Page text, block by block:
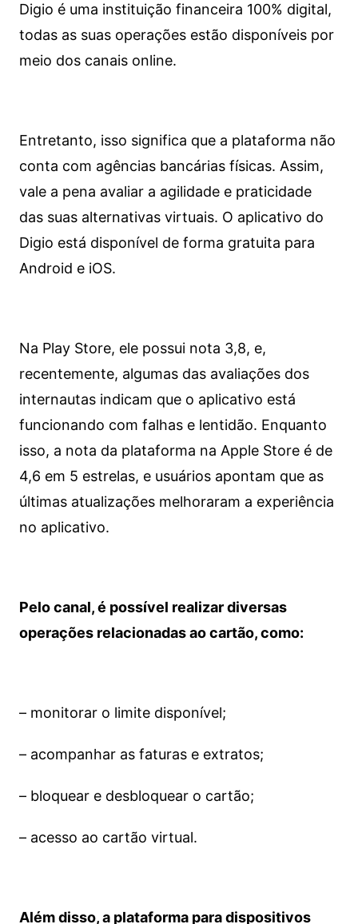
Digio é uma instituição financeira 100% digital,
todas as suas operações estão disponíveis por
meio dos canais online.
Entretanto, isso significa que a plataforma não
conta com agências bancárias físicas. Assim,
vale a pena avaliar a agilidade e praticidade
das suas alternativas virtuais. O aplicativo do
Digio está disponível de forma gratuita para
Android e iOS.
Na Play Store, ele possui nota 3,8, e,
recentemente, algumas das avaliações dos
internautas indicam que o aplicativo está
funcionando com falhas e lentidão. Enquanto
isso, a nota da plataforma na Apple Store é de
4,6 em 5 estrelas, e usuários apontam que as
últimas atualizações melhoraram a experiência
no aplicativo.
Pelo canal, é possível realizar diversas
operações relacionadas ao cartão, como:
– monitorar o limite disponível;
– acompanhar as faturas e extratos;
– bloquear e desbloquear o cartão;
– acesso ao cartão virtual.
Além disso, a plataforma para dispositivos